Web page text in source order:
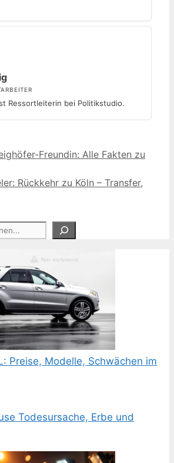
Ressortleiterin bei Politikstudio.
Freundin: Alle Fakten zu
Rückkehr zu Köln – Transfer,
Preise, Modelle, Schwächen im
Todesursache, Erbe und